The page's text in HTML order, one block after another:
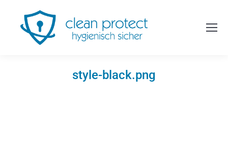
style-black.png